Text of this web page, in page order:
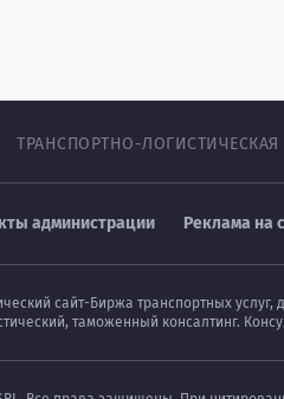
ТРАНСПОРТНО-
администрации Реклама на
сайт-Биржа транспортных
таможенный консалтинг.